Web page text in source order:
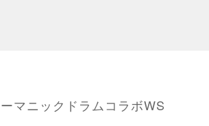
マニックドラムコラボWS